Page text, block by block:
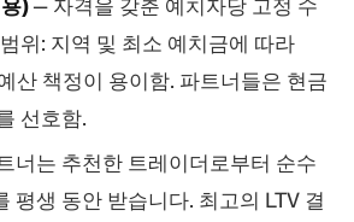
)— 자격을 갖춘 예치자당 고정 수
위: 지역 및 최소 예치금에 따라
산 책정이 용이함. 파트너들은 현금
선호함.
너는 추천한 트레이더로부터 순수
평생 동안 받습니다. 최고의 LTV 결